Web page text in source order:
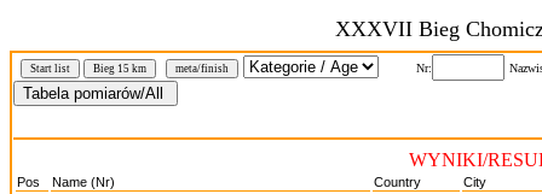
XXXVII Bieg
Start list Bieg 15 km meta/finish Nr:
WYNIKI/
Pos Name (Nr) Country
City